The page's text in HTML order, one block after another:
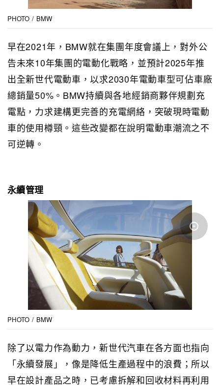
PHOTO / BMW
早在2021年，BMW就在集團年度會議上，對外公
告未來10年集團的電動化戰略，並預計2025年推
出全新世代電動車，以求2030年電動車型可佔車廠
總銷量50%。BMW持續與各地經銷商夥伴規劃充
電點，力求建構更完善的充電網絡，突破現時電動
車的使用樽頸。這些改變都在說明電動車潮流之不
可逆轉。
永續管理
PHOTO / BMW
除了以電力作為動力，新世代汽車在各方面也指向
「永續發展」，像是降低生產過程中的浪費；所以
早在設計產品之時，已考慮拆解和回收材料再利用